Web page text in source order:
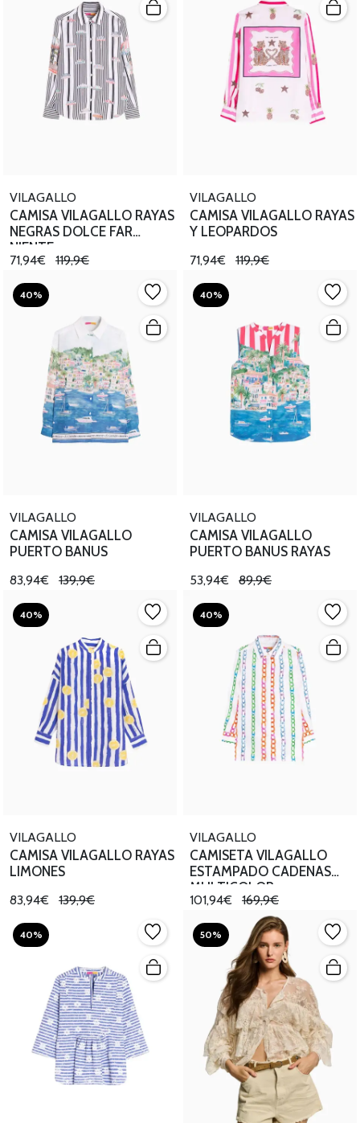
VILAGALLO
CAMISA VILAGALLO RAYAS
NEGRAS DOLCE FAR
NIENTE
71,94€ 119,9€
VILAGALLO
CAMISA VILAGALLO RAYAS
Y LEOPARDOS
71,94€ 119,9€
40%
VILAGALLO
CAMISA VILAGALLO
PUERTO BANUS
83,94€ 139,9€
40%
VILAGALLO
CAMISA VILAGALLO
PUERTO BANUS RAYAS
53,94€ 89,9€
40%
VILAGALLO
CAMISA VILAGALLO RAYAS
LIMONES
83,94€ 139,9€
40%
VILAGALLO
CAMISETA VILAGALLO
ESTAMPADO CADENAS
MULTICOLOR
101,94€ 169,9€
40% 50%